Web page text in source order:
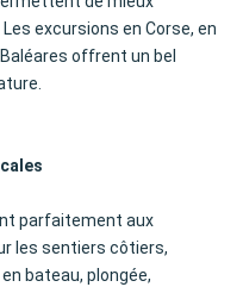
excursions en Corse, en
offrent un bel
parfaitement aux
les sentiers côtiers,
bateau, plongée,